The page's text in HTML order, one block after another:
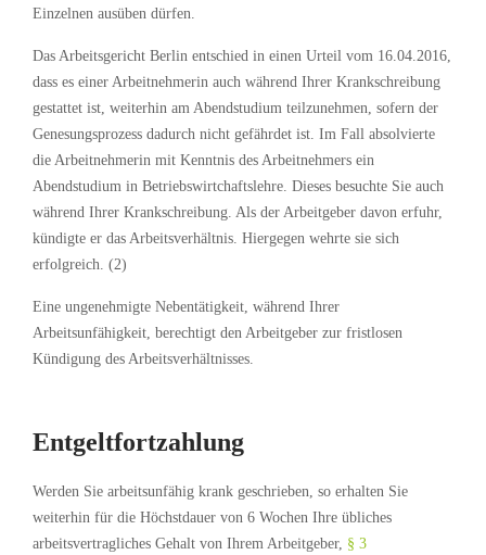
Einzelnen ausüben dürfen.
Das Arbeitsgericht Berlin entschied in einen Urteil vom 16.04.2016,
dass es einer Arbeitnehmerin auch während Ihrer Krankschreibung
gestattet ist, weiterhin am Abendstudium teilzunehmen, sofern der
Genesungsprozess dadurch nicht gefährdet ist. Im Fall absolvierte
die Arbeitnehmerin mit Kenntnis des Arbeitnehmers ein
Abendstudium in Betriebswirtchaftslehre. Dieses besuchte Sie auch
während Ihrer Krankschreibung. Als der Arbeitgeber davon erfuhr,
kündigte er das Arbeitsverhältnis. Hiergegen wehrte sie sich
erfolgreich. (2)
Eine ungenehmigte Nebentätigkeit, während Ihrer
Arbeitsunfähigkeit, berechtigt den Arbeitgeber zur fristlosen
Kündigung des Arbeitsverhältnisses.
Entgeltfortzahlung
Werden Sie arbeitsunfähig krank geschrieben, so erhalten Sie
weiterhin für die Höchstdauer von 6 Wochen Ihre übliches
arbeitsvertragliches Gehalt von Ihrem Arbeitgeber, § 3